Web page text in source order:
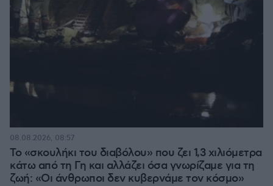
Το «σκουλήκι του διαβόλου» που ζει 1,3 χιλιόμετρα
κάτω από τη Γη και αλλάζει όσα γνωρίζαμε για τη
ζωή: «Οι άνθρωποι δεν κυβερνάμε τον κόσμο»
08.08.2026, 08:57